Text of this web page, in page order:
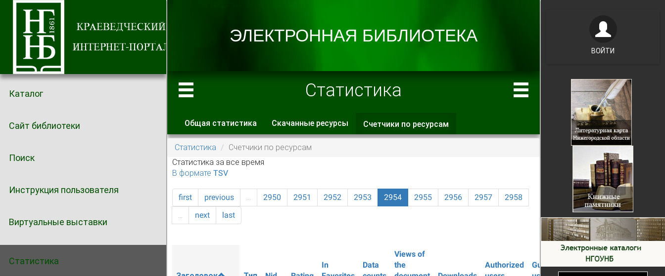
Каталог
Сайт библиотеки
Поиск
Инструкция пользователя
Виртуальные выставки
Статистика
Статистика
Главные вкладки
Общая статистика Скачанные ресурсы Счетчики по ресурсам
вкладка)
Статистика
Счетчики по ресурсам
Статистика за все время
В формате TSV
first previous … 2950 2951 2952 2953 2954 2955 2956 2957
2958
…
next last
In
Data
Views of
the
Authorized
Guest
ВОЙТИ